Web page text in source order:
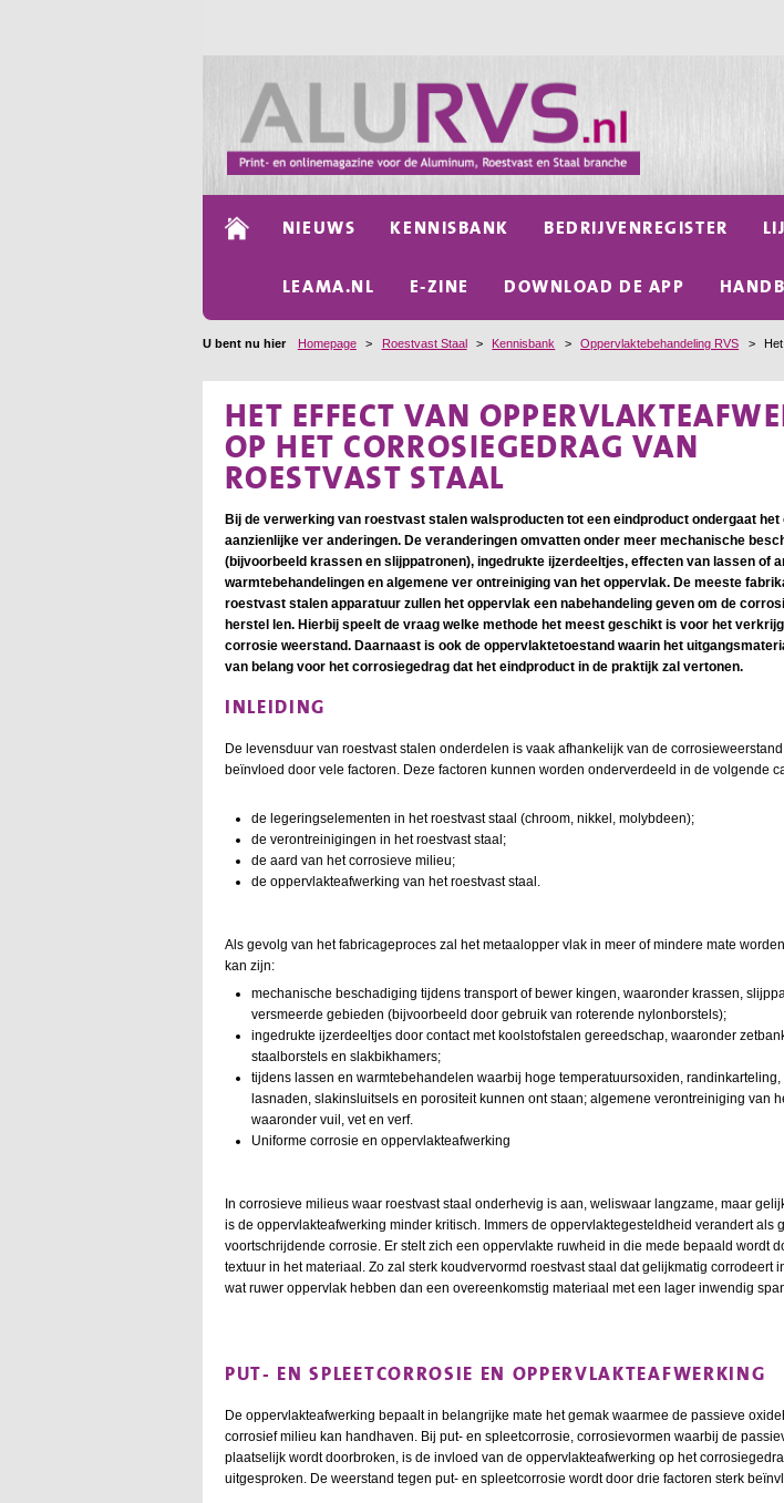
NIEUWS KENNISBANK BEDRIJVENREGISTER
LEAMA.NL E-ZINE DOWNLOAD DE APP
U bent nu hier Homepage > Roestvast Staal > Kennisbank > Oppervlaktebehandeling RVS >
HET EFFECT VAN
OP HET CORROSIEGEDRAG VAN
ROESTVAST STAAL
Bij de verwerking van roestvast stalen walsproducten tot een eindproduct ondergaat het
aanzienlijke ver anderingen. De veranderingen omvatten onder meer mechanische
(bijvoorbeeld krassen en slijppatronen), ingedrukte ijzerdeeltjes, effecten van lassen of
warmtebehandelingen en algemene ver ontreiniging van het oppervlak. De meeste
roestvast stalen apparatuur zullen het oppervlak een nabehandeling geven om de
herstel len. Hierbij speelt de vraag welke methode het meest geschikt is voor het
corrosie weerstand. Daarnaast is ook de oppervlaktetoestand waarin het
van belang voor het corrosiegedrag dat het eindproduct in de praktijk zal vertonen.
INLEIDING
De levensduur van roestvast stalen onderdelen is vaak afhankelijk van de
beïnvloed door vele factoren. Deze factoren kunnen worden onderverdeeld in de volgende
de legeringselementen in het roestvast staal (chroom, nikkel, molybdeen);
de verontreinigingen in het roestvast staal;
de aard van het corrosieve milieu;
de oppervlakteafwerking van het roestvast staal.
Als gevolg van het fabricageproces zal het metaalopper vlak in meer of mindere mate
kan zijn:
mechanische beschadiging tijdens transport of bewer kingen, waaronder krassen,
versmeerde gebieden (bijvoorbeeld door gebruik van roterende nylonborstels);
ingedrukte ijzerdeeltjes door contact met koolstofstalen gereedschap, waaronder
staalborstels en slakbikhamers;
tijdens lassen en warmtebehandelen waarbij hoge temperatuursoxiden, randinkarteling,
lasnaden, slakinsluitsels en porositeit kunnen ont staan; algemene verontreiniging van
waaronder vuil, vet en verf.
Uniforme corrosie en oppervlakteafwerking
In corrosieve milieus waar roestvast staal onderhevig is aan, weliswaar langzame, maar
is de oppervlakteafwerking minder kritisch. Immers de oppervlaktegesteldheid verandert als
voortschrijdende corrosie. Er stelt zich een oppervlakte ruwheid in die mede bepaald wordt
textuur in het materiaal. Zo zal sterk koudvervormd roestvast staal dat gelijkmatig corrodeert
wat ruwer oppervlak hebben dan een overeenkomstig materiaal met een lager inwendig
PUT- EN SPLEETCORROSIE EN OPPERVLAKTEAFWERKING
De oppervlakteafwerking bepaalt in belangrijke mate het gemak waarmee de passieve
corrosief milieu kan handhaven. Bij put- en spleetcorrosie, corrosievormen waarbij de
plaatselijk wordt doorbroken, is de invloed van de oppervlakteafwerking op het
uitgesproken. De weerstand tegen put- en spleetcorrosie wordt door drie factoren sterk